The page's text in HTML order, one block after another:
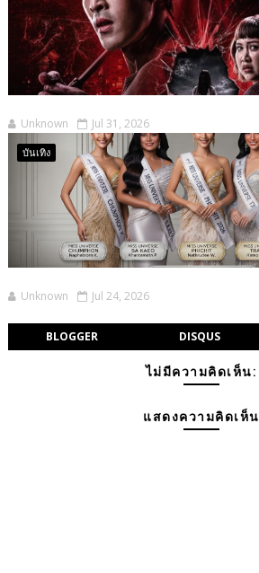
Unknown Jul 31, 2026
บันเทิง
Unknown Jul 24, 2026
BLOGGER DISQUS
ไม่มีความคิดเห็น:
แสดงความคิดเห็น